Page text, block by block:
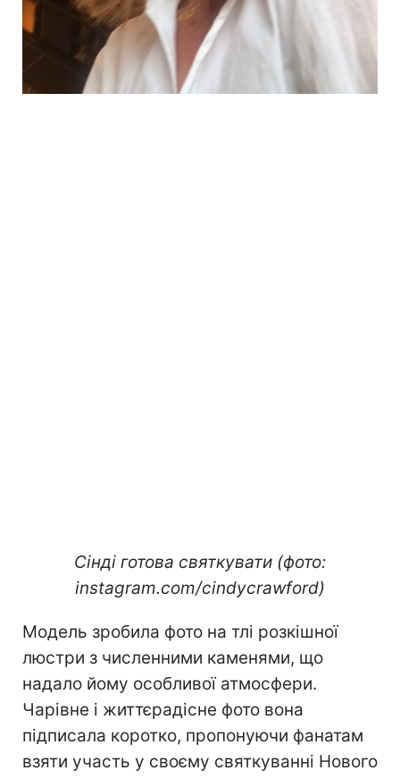
Сінді готова святкувати (фото:
instagram.com/cindycrawford)
Модель зробила фото на тлі розкішної
люстри з численними каменями, що
надало йому особливої атмосфери.
Чарівне і життєрадісне фото вона
підписала коротко, пропонуючи фанатам
взяти участь у своєму святкуванні Нового